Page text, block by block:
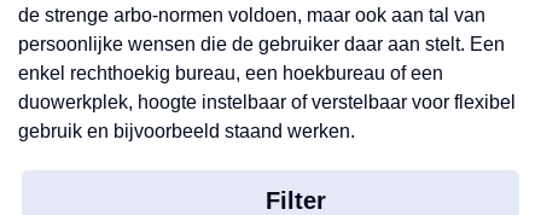
de strenge arbo-normen voldoen, maar ook aan tal van
persoonlijke wensen die de gebruiker daar aan stelt. Een
enkel rechthoekig bureau, een hoekbureau of een
duowerkplek, hoogte instelbaar of verstelbaar voor flexibel
gebruik en bijvoorbeeld staand werken.
Filter